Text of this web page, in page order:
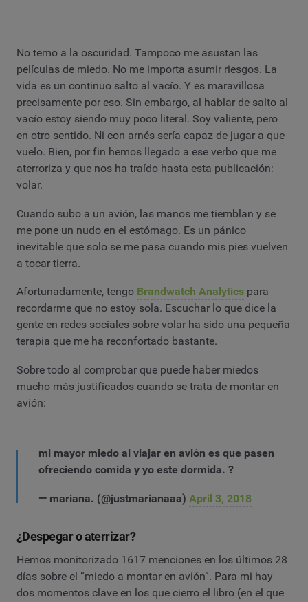
No temo a la oscuridad. Tampoco me asustan las
películas de miedo. No me importa asumir riesgos. La
vida es un continuo salto al vacío. Y es maravillosa
precisamente por eso. Sin embargo, al hablar de salto al
vacío estoy siendo muy poco literal. Soy valiente, pero
en otro sentido. Ni con arnés sería capaz de jugar a que
vuelo. Bien, por fin hemos llegado a ese verbo que me
aterroriza y que nos ha traído hasta esta publicación:
volar.
Cuando subo a un avión, las manos me tiemblan y se
me pone un nudo en el estómago. Es un pánico
inevitable que solo se me pasa cuando mis pies vuelven
a tocar tierra.
Afortunadamente, tengo Brandwatch Analytics para
recordarme que no estoy sola. Escuchar lo que dice la
gente en redes sociales sobre volar ha sido una pequeña
terapia que me ha reconfortado bastante.
Sobre todo al comprobar que puede haber miedos
mucho más justificados cuando se trata de montar en
avión:
mi mayor miedo al viajar en avión es que pasen
ofreciendo comida y yo este dormida. ?
— mariana. (@justmarianaaa) April 3, 2018
¿Despegar o aterrizar?
Hemos monitorizado 1617 menciones en los últimos 28
días sobre el “miedo a montar en avión”. Para mi hay
dos momentos clave en los que cierro el libro (en el que